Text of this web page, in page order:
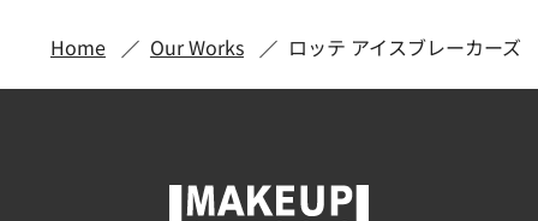
Home Our Works ロッテ アイスブレーカーズ